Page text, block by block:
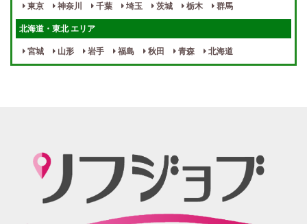
女性スタッフがいる！ 終電後店泊OK
週１～OK 自宅待機OK
週1日～OK ぽっちゃりさん歓迎
指名バック率高め 週1・月1～OK
初心者歓迎
東京 神奈川 千葉 埼玉 茨城 栃木 群馬
北海道・東北 エリア
宮城 山形 岩手 福島 秋田 青森 北海道
大阪 兵庫 滋賀 和歌山
九州・沖縄 エリア
大分 福岡 佐賀 宮崎 熊本 鹿児島